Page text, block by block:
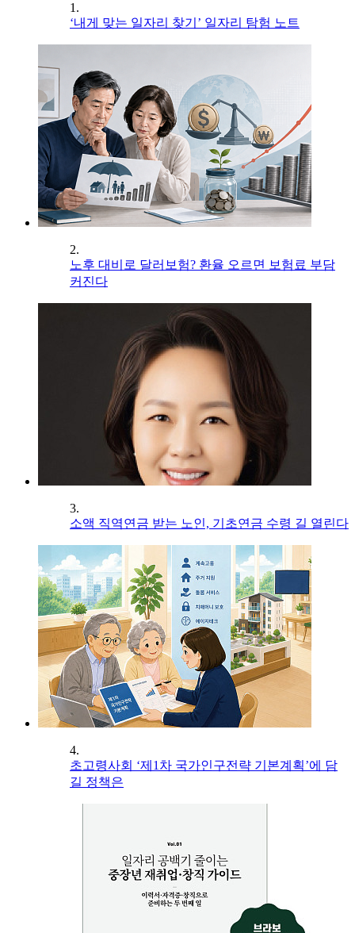
1.
‘내게 맞는 일자리 찾기’ 일자리 탐험 노트
2.
노후 대비로 달러보험? 환율 오르면 보험료 부담
커진다
3.
소액 직역연금 받는 노인, 기초연금 수령 길 열린다
4.
초고령사회 ‘제1차 국가인구전략 기본계획’에 담
길 정책은